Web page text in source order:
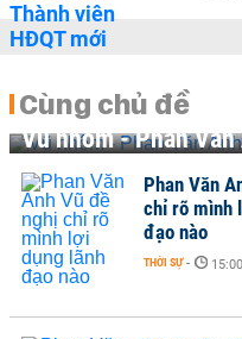
Cùng chủ đề
Vũ nhôm - Phan Văn
Phan Văn
chỉ rõ mình
đạo nào
THỜI SỰ -